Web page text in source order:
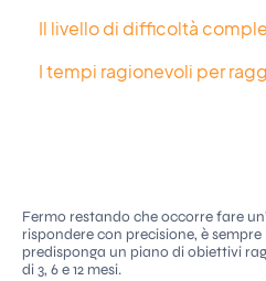
Fermo restando che occorre fare
rispondere con precisione, è
predisponga un piano di obiettivi
di 3, 6 e 12 mesi.
Il livello di difficoltà
I tempi ragionevoli per